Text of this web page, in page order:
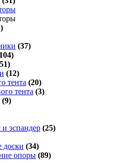
(37)
(12)
тента (20)
тента (3)
(9)
и эспандер (25)
(34)
опоры (89)